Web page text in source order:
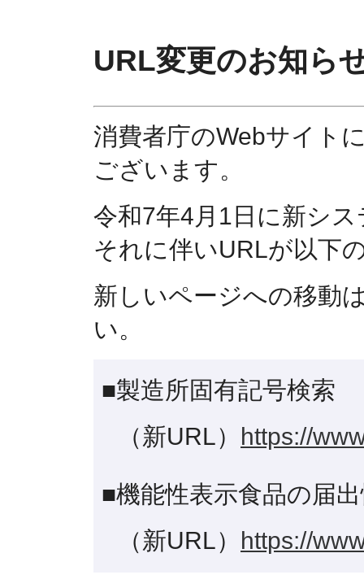
URL変更のお知ら
消費者庁のWebサイト
ございます。
令和7年4月1日に新シ
それに伴いURLが以下
新しいページへの移動
い。
■製造所固有記号検索
（新URL） https://
■機能性表示食品の届
（新URL） https://